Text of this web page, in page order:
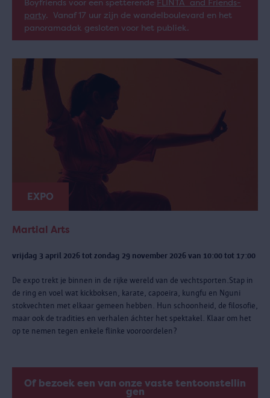
Boyfriends voor een spetterende FLINTA and Friends-
party. Vanaf 17 uur zijn de wandelboulevard en het
panoramadak gesloten voor het publiek.
EXPO
Martial Arts
vrijdag 3 april 2026 tot zondag 29 november 2026 van 10:00 tot 17:00
De expo trekt je binnen in de rijke wereld van de vechtsporten.Stap in
de ring en voel wat kickboksen, karate, capoeira, kungfu en Nguni
stokvechten met elkaar gemeen hebben. Hun schoonheid, de filosofie,
maar ook de tradities en verhalen áchter het spektakel. Klaar om het
op te nemen tegen enkele flinke vooroordelen?
Of bezoek een van onze vaste tentoonstellin
gen